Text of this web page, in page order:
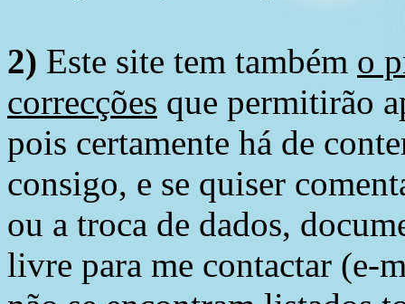
2) Este site tem também o
correcções que permitirão
pois certamente há de
consigo, e se quiser
ou a troca de dados,
livre para me contactar (e-